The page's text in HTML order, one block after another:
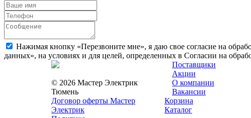
Нажимая кнопку «Перезвоните мне», я даю свое согласие на
данных», на условиях и для целей, определенных в Согласии на
© 2026 Мастер Электрик
Тюмень
Договор оферты Мастер
Электрик
Поставщики
Акции
О компании
Вакансии
Корзина
Каталог